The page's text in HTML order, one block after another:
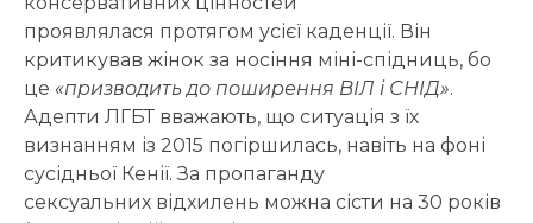
проявлялася протягом усієї каденції. Він
критикував жінок за носіння міні-спідниць, бо
це «призводить до поширення ВІЛ і СНІД».
Адепти ЛГБТ вважають, що ситуація з їх
визнанням із 2015 погіршилась, навіть на фоні
сусідньої Кенії. За пропаганду
сексуальних відхилень можна сісти на 30 років